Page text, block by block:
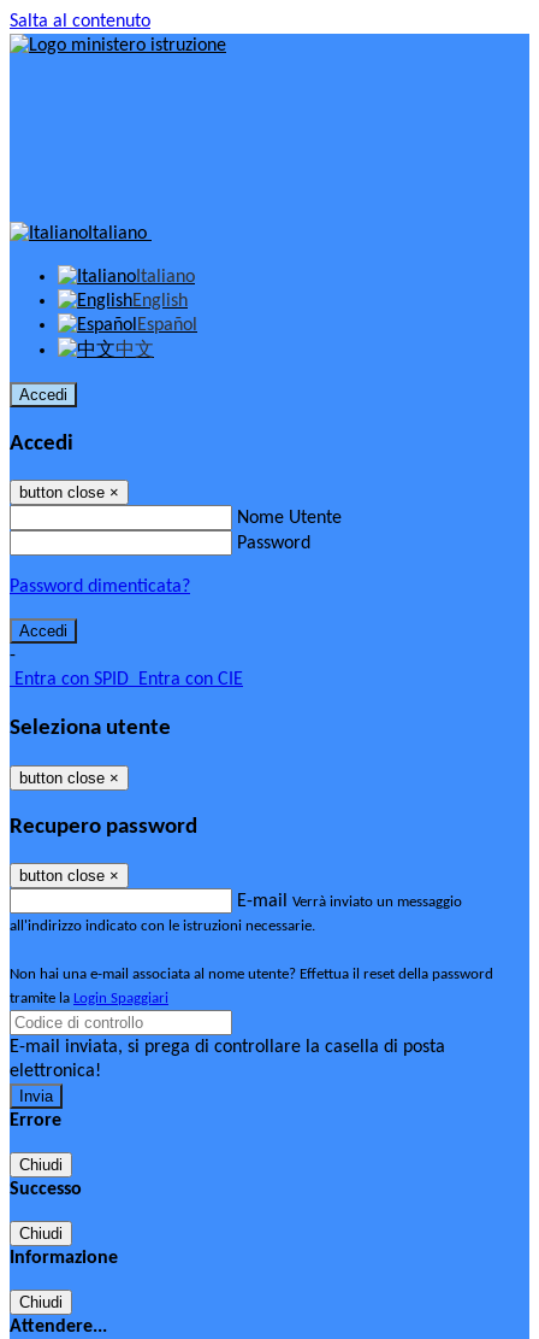
Salta al contenuto
Italiano
Italiano
English
Español
中文
Accedi
Accedi
button close ×
Nome Utente
Password
Password dimenticata?
-
Entra con SPID Entra con CIE
Seleziona utente
button close ×
Recupero password
button close ×
E-mail Verrà inviato un messaggio
all'indirizzo indicato con le istruzioni necessarie.
Non hai una e-mail associata al nome utente? Effettua il reset della password
tramite la Login Spaggiari
E-mail inviata, si prega di controllare la casella di posta
elettronica!
Errore
Chiudi
Successo
Chiudi
Informazione
Chiudi
Attendere...